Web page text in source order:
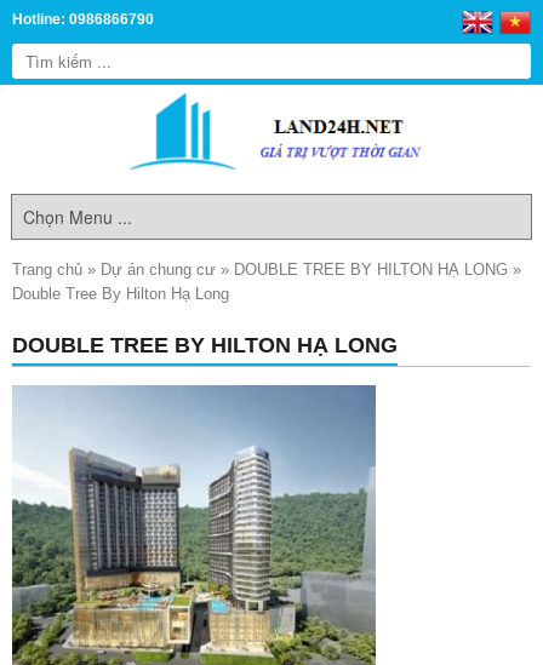
Hotline: 0986866790
Trang chủ » Dự án chung cư » DOUBLE TREE BY HILTON HẠ LONG »
Double Tree By Hilton Hạ Long
DOUBLE TREE BY HILTON HẠ LONG